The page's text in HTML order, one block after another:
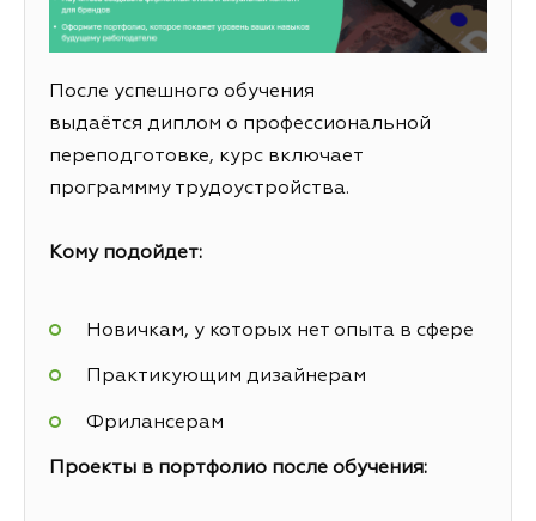
После успешного обучения
выдаётся диплом о профессиональной
переподготовке, курс включает
программму трудоустройства.
Кому подойдет:
Новичкам, у которых нет опыта в сфере
Практикующим дизайнерам
Фрилансерам
Проекты в портфолио после обучения: